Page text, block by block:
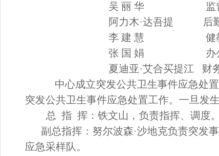
吴 丽 华
监
阿力木·达吾提 后勤
李 建 慧
健
张 国 娟
办
夏迪亚·艾合买提江 财
中心成立突发公共卫生事件应急处置
突发公共卫生事件应急处置工作。一旦发
总 指 挥： 铁文山 ，负责指挥、调度
副总指挥： 努尔波森·沙地克负责突发
应急采样队。